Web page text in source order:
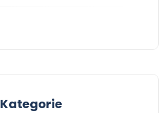
Kategorie